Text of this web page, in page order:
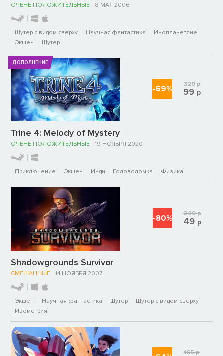
ОЧЕНЬ ПОЛОЖИТЕЛЬНЫЕ 8 МАЯ 2006
Шутер с видом сверху Научная фантастика
Инопланетяне
Экшен
Шутер
ДОПОЛНЕНИЕ
Trine 4: Melody of Mystery
ОЧЕНЬ ПОЛОЖИТЕЛЬНЫЕ 19 НОЯБРЯ 2020
Приключение Экшен Инди Головоломка Физика
-69% 320р
99 р
Shadowgrounds Survivor
СМЕШАННЫЕ 14 НОЯБРЯ 2007
Экшен Научная фантастика Шутер
Шутер с видом сверху
Изометрия
-80% 249р
49 р
165р